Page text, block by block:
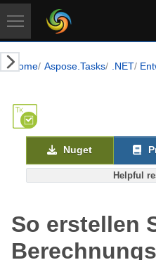
Home Aspose.Tasks .NET
Helpful
Nuget
So erstellen